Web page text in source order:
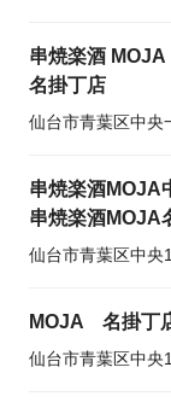
串焼楽酒 MOJA
名掛丁店
仙台市青葉区中央
串焼楽酒MOJA
串焼楽酒MOJA
仙台市青葉区中央
MOJA 名掛丁
仙台市青葉区中央